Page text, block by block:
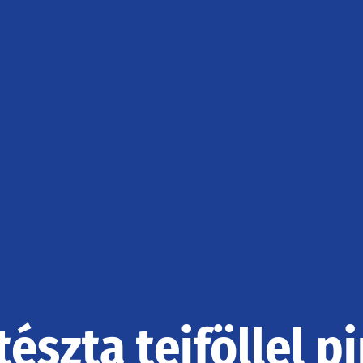
tejföllel